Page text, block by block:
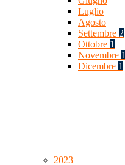
Luglio
Agosto
Settembre 2
Ottobre 1
Novembre 1
Dicembre 1
2023